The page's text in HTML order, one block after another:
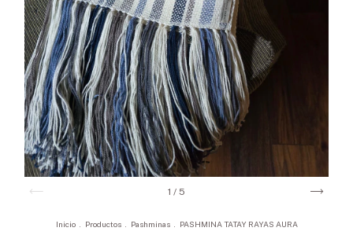
1 / 5
Inicio Productos Pashminas PASHMINA TATAY RAYAS AURA